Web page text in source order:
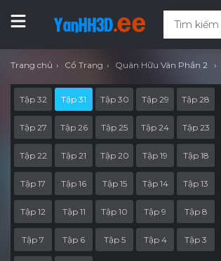
Trang chủ Cổ Trang Quân Hữu Vân Phần 2
Tập 32 Tập 31 Tập 30 Tập 29 Tập 28
Tập 27 Tập 26 Tập 25 Tập 24 Tập 23
Tập 22 Tập 21 Tập 20 Tập 19 Tập 18
Tập 17 Tập 16 Tập 15 Tập 14 Tập 13
Tập 12 Tập 11 Tập 10 Tập 9 Tập 8
Tập 7 Tập 6 Tập 5 Tập 4 Tập 3